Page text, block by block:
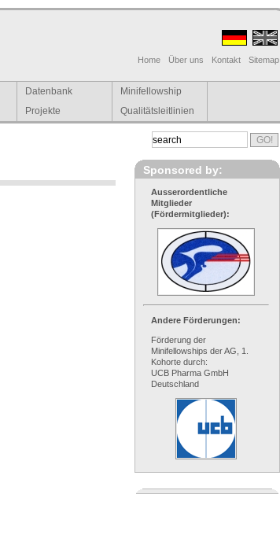
Home Über uns Kontakt Sitemap
Datenbank
Minifellowship
Projekte Qualitätsleitlinien
Sponsored by:
Ausserordentliche
Mitglieder
(Fördermitglieder):
Andere Förderungen:
Förderung der
Minifellowships der AG, 1.
Kohorte durch:
UCB Pharma GmbH
Deutschland